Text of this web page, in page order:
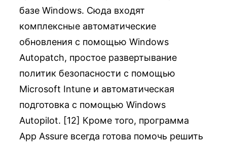
базе Windows. Сюда входят
комплексные автоматические
обновления с помощью Windows
Autopatch, простое развертывание
политик безопасности с помощью
Microsoft Intune и автоматическая
подготовка с помощью Windows
Autopilot. [12] Кроме того, программа
App Assure всегда готова помочь решить